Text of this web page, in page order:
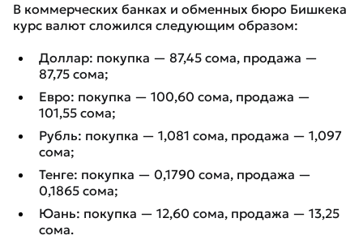
В коммерческих банках и обменных бюро Бишкека
курс валют сложился следующим образом:
Доллар: покупка — 87,45 сома, продажа —
87,75 сома;
Евро: покупка — 100,60 сома, продажа —
101,55 сома;
Рубль: покупка — 1,081 сома, продажа — 1,097
сома;
Тенге: покупка — 0,1790 сома, продажа —
0,1865 сома;
Юань: покупка — 12,60 сома, продажа — 13,25
сома.